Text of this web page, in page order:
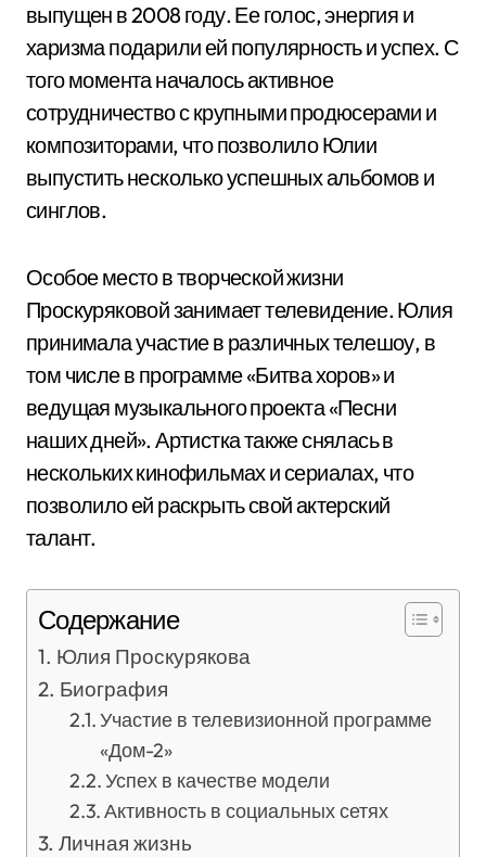
выпущен в 2008 году. Ее голос, энергия и
харизма подарили ей популярность и успех. С
того момента началось активное
сотрудничество с крупными продюсерами и
композиторами, что позволило Юлии
выпустить несколько успешных альбомов и
синглов.
Особое место в творческой жизни
Проскуряковой занимает телевидение. Юлия
принимала участие в различных телешоу, в
том числе в программе «Битва хоров» и
ведущая музыкального проекта «Песни
наших дней». Артистка также снялась в
нескольких кинофильмах и сериалах, что
позволило ей раскрыть свой актерский
талант.
Содержание
Юлия Проскурякова
Биография
Участие в телевизионной программе
«Дом-2»
Успех в качестве модели
Активность в социальных сетях
Личная жизнь